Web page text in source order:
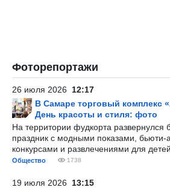
Фоторепортажи
26 июля 2026 12:17
В Самаре торговый комплекс
День красоты и стиля: фото
На территории фудкорта
праздник с модными показами, бьюти-
конкурсами и развлечениями для
Общество 1738
19 июля 2026 13:15